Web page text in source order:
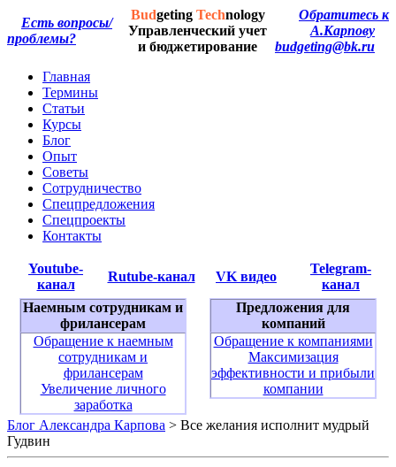
Есть вопросы/
проблемы?
Budgeting Technology
Управленческий учет
и бюджетирование
Обратитесь к
А.Карпову
budgeting@bk.ru
Главная
Термины
Статьи
Курсы
Блог
Опыт
Советы
Сотрудничество
Спецпредложения
Спецпроекты
Контакты
Youtube-
канал
Rutube-канал VK видео
Telegram-
канал
Наемным сотрудникам и
фрилансерам
Обращение к наемным
сотрудникам и
фрилансерам
Увеличение личного
заработка
Предложения для
компаний
Обращение к компаниями
Максимизация
эффективности и прибыли
компании
Блог Александра Карпова > Все желания исполнит мудрый
Гудвин